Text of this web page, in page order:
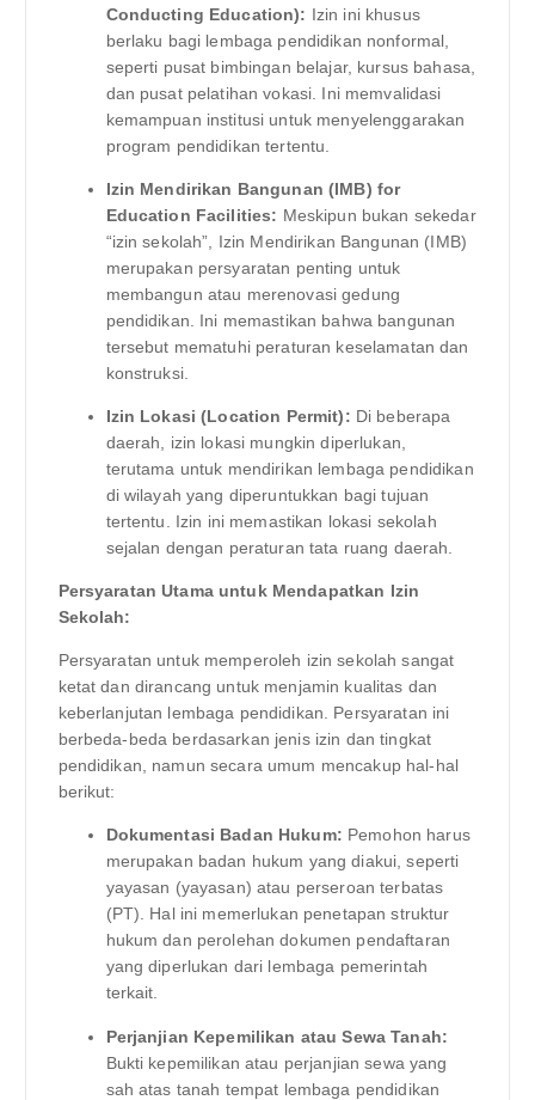
Conducting Education): Izin ini khusus
berlaku bagi lembaga pendidikan nonformal,
seperti pusat bimbingan belajar, kursus bahasa,
dan pusat pelatihan vokasi. Ini memvalidasi
kemampuan institusi untuk menyelenggarakan
program pendidikan tertentu.
Izin Mendirikan Bangunan (IMB) for
Education Facilities: Meskipun bukan sekedar
“izin sekolah”, Izin Mendirikan Bangunan (IMB)
merupakan persyaratan penting untuk
membangun atau merenovasi gedung
pendidikan. Ini memastikan bahwa bangunan
tersebut mematuhi peraturan keselamatan dan
konstruksi.
Izin Lokasi (Location Permit): Di beberapa
daerah, izin lokasi mungkin diperlukan,
terutama untuk mendirikan lembaga pendidikan
di wilayah yang diperuntukkan bagi tujuan
tertentu. Izin ini memastikan lokasi sekolah
sejalan dengan peraturan tata ruang daerah.
Persyaratan Utama untuk Mendapatkan Izin
Sekolah:
Persyaratan untuk memperoleh izin sekolah sangat
ketat dan dirancang untuk menjamin kualitas dan
keberlanjutan lembaga pendidikan. Persyaratan ini
berbeda-beda berdasarkan jenis izin dan tingkat
pendidikan, namun secara umum mencakup hal-hal
berikut:
Dokumentasi Badan Hukum: Pemohon harus
merupakan badan hukum yang diakui, seperti
yayasan (yayasan) atau perseroan terbatas
(PT). Hal ini memerlukan penetapan struktur
hukum dan perolehan dokumen pendaftaran
yang diperlukan dari lembaga pemerintah
terkait.
Perjanjian Kepemilikan atau Sewa Tanah:
Bukti kepemilikan atau perjanjian sewa yang
sah atas tanah tempat lembaga pendidikan